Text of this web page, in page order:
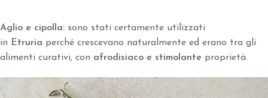
Aglio e cipolla: sono stati certamente utilizzati
in Etruria perché crescevano naturalmente ed erano tra gli
alimenti curativi, con afrodisiaco e stimolante proprietà.